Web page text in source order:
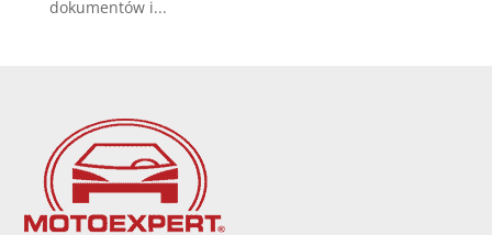
dokumentów i...